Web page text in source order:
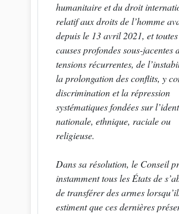
humanitaire et du droit
relatif aux droits de l’homme
depuis le 13 avril 2021, et
causes profondes sous-jacentes
tensions récurrentes, de
la prolongation des conflits, y
discrimination et la répression
systématiques fondées sur
nationale, ethnique, raciale ou
religieuse.
Dans sa résolution, le Conseil
instamment tous les États de
de transférer des armes
estiment que ces dernières